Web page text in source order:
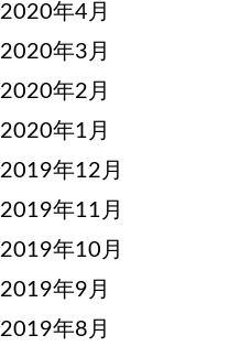
2020年4月
2020年3月
2020年2月
2020年1月
2019年12月
2019年11月
2019年10月
2019年9月
2019年8月